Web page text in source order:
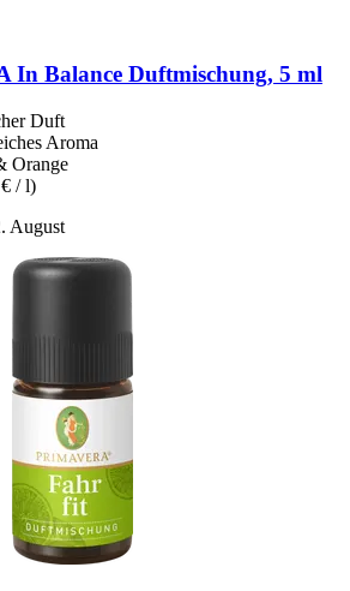
In Balance Duftmischung, 5 ml
Duft
Aroma
Orange
/ l)
August